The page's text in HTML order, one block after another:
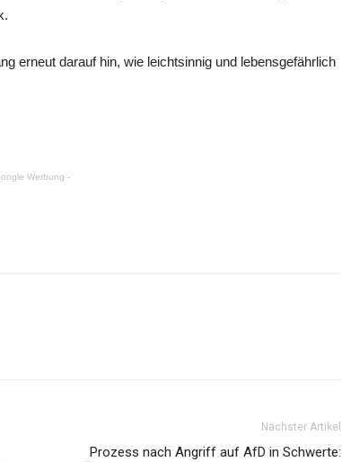
erneut darauf hin, wie leichtsinnig und lebensgefährlich
Werbung -
Nächster Artikel
Prozess nach Angriff auf AfD in Schwerte: